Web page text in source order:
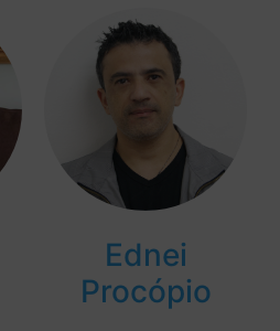
Ednei
Procópio